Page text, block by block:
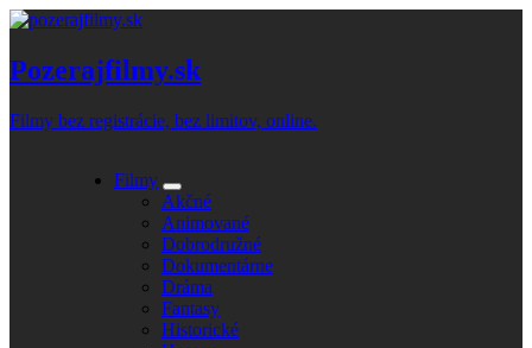
Skip
content
Pozerajfilmy.sk
Filmy bez registrácie, bez limitov, online.
Filmy
Expand
submenu
Akčné
Animované
Dobrodružné
Dokumentárne
Dráma
Fantasy
Historické